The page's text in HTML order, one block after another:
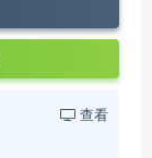
查看